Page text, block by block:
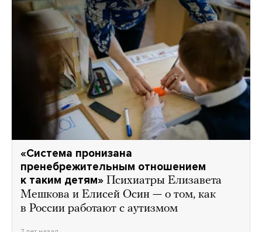
«Система пронизана
пренебрежительным отношением
к таким детям» Психиатры Елизавета
Мешкова и Елисей Осин — о том, как
в России работают с аутизмом